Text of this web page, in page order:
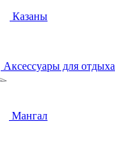
Казаны
Аксессуары для отдыха
Мангал